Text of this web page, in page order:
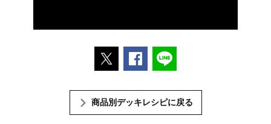
ポストするFacebookでシェアする
商品別デッキレシピに戻る